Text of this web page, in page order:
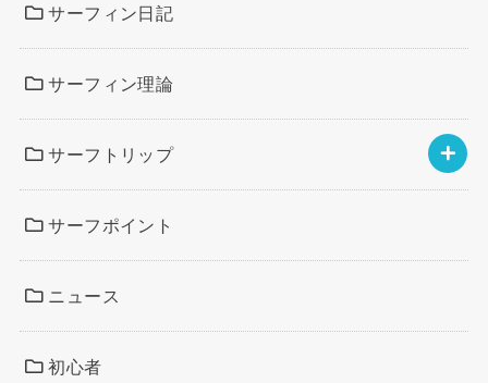
サーフィン日記
サーフィン理論
サーフトリップ
サーフポイント
ニュース
初心者